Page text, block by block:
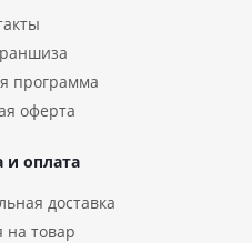
программа
оферта
и оплата
доставка
на товар